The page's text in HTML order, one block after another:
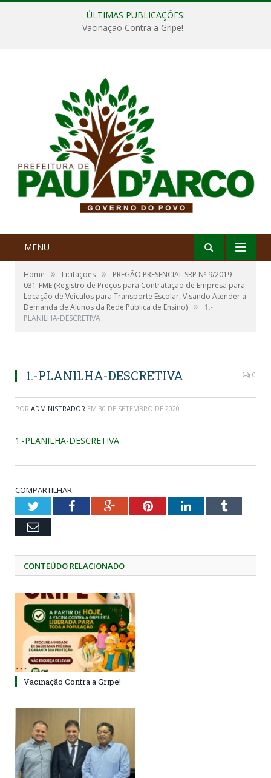
ÚLTIMAS PUBLICAÇÕES:
Vacinação Contra a Gripe!
MENU
Home » Licitações »
PREGÃO PRESENCIAL SRP Nº 9/2019-
031-FME (Registro de Preços para Contratação de Empresa para
Locação de Veículos para Transporte Escolar, Visando Atender a
Demanda de Alunos da Rede Pública de Ensino) »
1.-
PLANILHA-DESCRETIVA
1.-PLANILHA-DESCRETIVA 0
POR ADMINISTRADOR EM 30 DE SETEMBRO DE 2020
1.-PLANILHA-DESCRETIVA
COMPARTILHAR:
TwitterFacebookGoogle+PinterestLinkedInTumblr
Email
CONTEÚDO RELACIONADO
Vacinação Contra a Gripe!